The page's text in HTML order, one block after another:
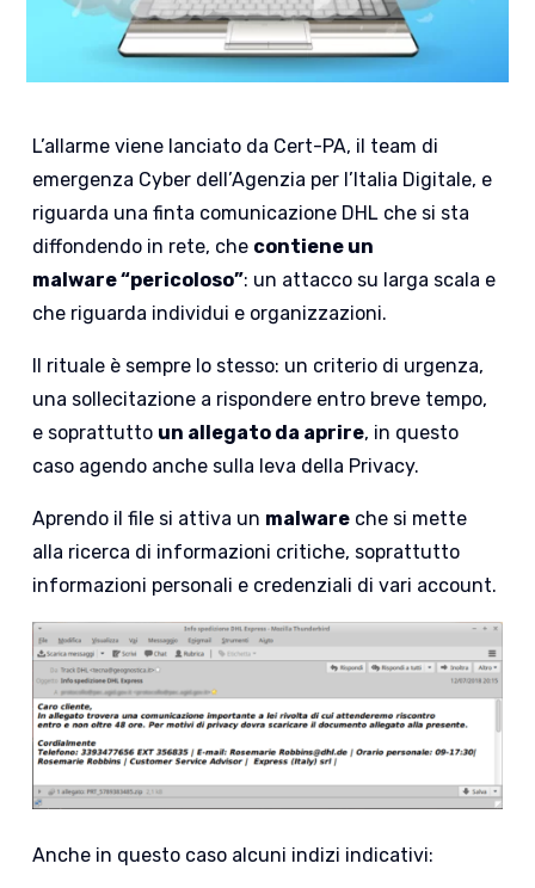
L’allarme viene lanciato da Cert-PA, il team di
emergenza Cyber dell’Agenzia per l’Italia Digitale, e
riguarda una finta comunicazione DHL che si sta
diffondendo in rete, che contiene un
malware “pericoloso”: un attacco su larga scala e
che riguarda individui e organizzazioni.
Il rituale è sempre lo stesso: un criterio di urgenza,
una sollecitazione a rispondere entro breve tempo,
e soprattutto un allegato da aprire, in questo
caso agendo anche sulla leva della Privacy.
Aprendo il file si attiva un malware che si mette
alla ricerca di informazioni critiche, soprattutto
informazioni personali e credenziali di vari account.
Anche in questo caso alcuni indizi indicativi: